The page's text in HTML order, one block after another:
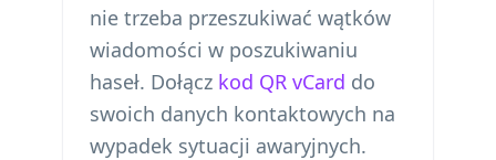
nie trzeba przeszukiwać wątków
wiadomości w poszukiwaniu
haseł. Dołącz kod QR vCard do
swoich danych kontaktowych na
wypadek sytuacji awaryjnych.